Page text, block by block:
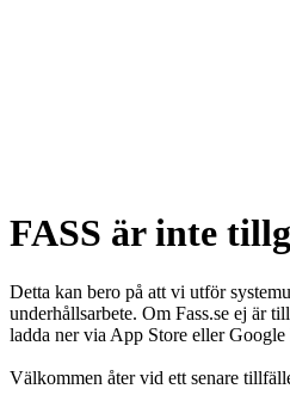
FASS är inte
Detta kan bero på att vi utför
underhållsarbete. Om Fass.se ej är
ladda ner via App Store eller Google
Välkommen åter vid ett senare